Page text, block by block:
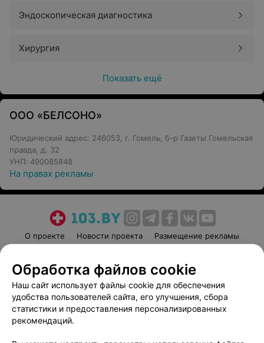
Эндоскопическая диагностика
Хирургия
Показать ещё
ООО «БЕЛСОНО»
Юридический адрес: 246053, г. Гомель, б-р Газеты Гомельская
правда, д. 32
УНП: 490085848
На правах рекламы
О проекте Новости проекта
Размещение рекламы
Пользовательское соглашение
Способы оплаты
Вакансии
Партнеры
Написать руководителю 103.by
Обработка файлов cookie
Наш сайт использует файлы cookie для обеспечения
удобства пользователей сайта, его улучшения, сбора
статистики и предоставления персонализированных
рекомендаций.